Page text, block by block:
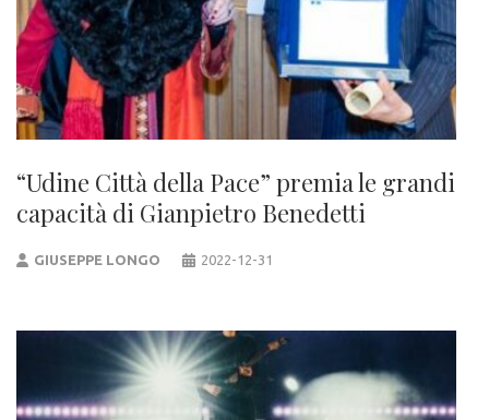
“Udine Città della Pace” premia le grandi
capacità di Gianpietro Benedetti
GIUSEPPE LONGO 2022-12-31